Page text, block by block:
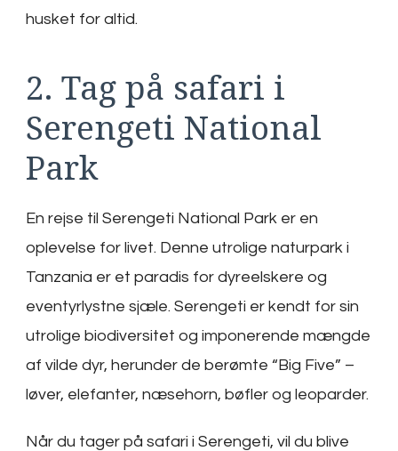
husket for altid.
2. Tag på safari i
Serengeti National
Park
En rejse til Serengeti National Park er en
oplevelse for livet. Denne utrolige naturpark i
Tanzania er et paradis for dyreelskere og
eventyrlystne sjæle. Serengeti er kendt for sin
utrolige biodiversitet og imponerende mængde
af vilde dyr, herunder de berømte “Big Five” –
løver, elefanter, næsehorn, bøfler og leoparder.
Når du tager på safari i Serengeti, vil du blive